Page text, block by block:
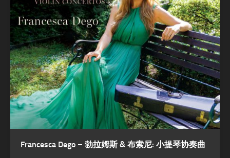
Francesca Dego – 勃拉姆斯 & 布索尼: 小提琴协奏曲